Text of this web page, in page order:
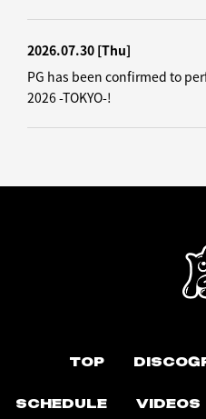
2026.07.30 [Thu]
PG has been confirmed to
2026 -TOKYO-!
TOP
SCHEDULE VIDEOS